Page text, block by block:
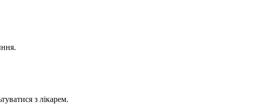
з лікарем.